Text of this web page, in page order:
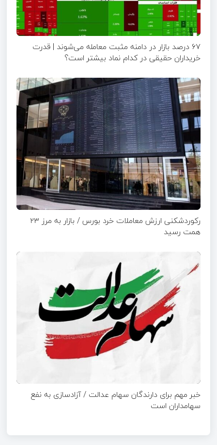
۶۷ درصد بازار در دامنه مثبت معامله می‌شوند | قدرت
خریداران حقیقی در کدام نماد بیشتر است؟
رکوردشکنی ارزش معاملات خرد بورس / بازار به مرز ۲۳
همت رسید
خبر مهم برای دارندگان سهام عدالت / آزادسازی به نفع
سهامداران است